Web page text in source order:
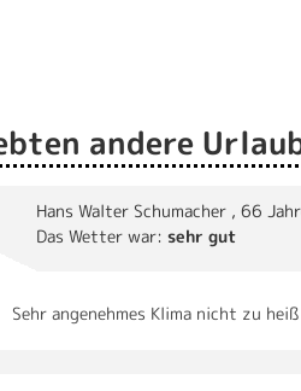
andere
Hans Walter Schumacher , 66
Das Wetter war: sehr gut
Sehr angenehmes Klima nicht zu